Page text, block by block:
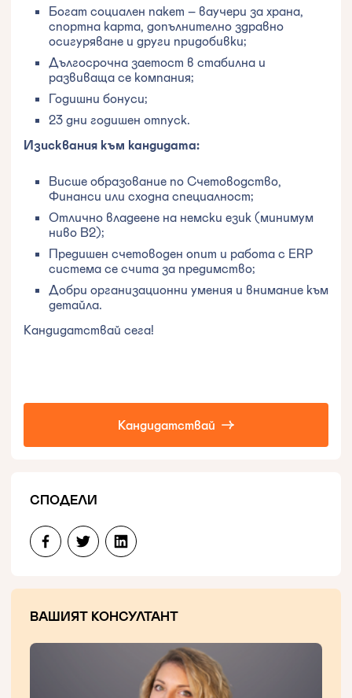
СПОДЕЛИ
ВАШИЯТ КОНСУЛТАНТ
Богат социален пакет – ваучери за храна,
спортна карта, допълнително здравно
осигуряване и други придобивки;
Дългосрочна заетост в стабилна и
развиваща се компания;
Годишни бонуси;
23 дни годишен отпуск.
Изисквания към кандидата:
Висше образование по Счетоводство,
Финанси или сходна специалност;
Отлично владеене на немски език (минимум
ниво B2);
Предишен счетоводен опит и работа с ERP
система се счита за предимство;
Добри организационни умения и внимание към
детайла.
Кандидатствай сега!
Кандидатствай